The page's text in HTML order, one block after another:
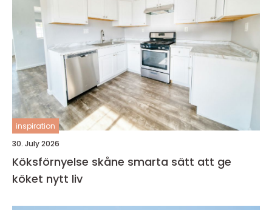
inspiration
30. July 2026
Köksförnyelse skåne smarta sätt att ge
köket nytt liv